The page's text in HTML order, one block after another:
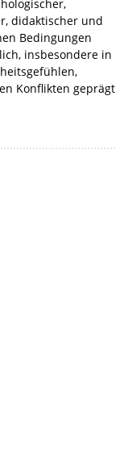
didaktischer und
Bedingungen
insbesondere in
Konflikten geprägt